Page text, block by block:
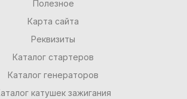
Полезное
Карта сайта
Реквизиты
Каталог стартеров
Каталог генераторов
катушек зажигания